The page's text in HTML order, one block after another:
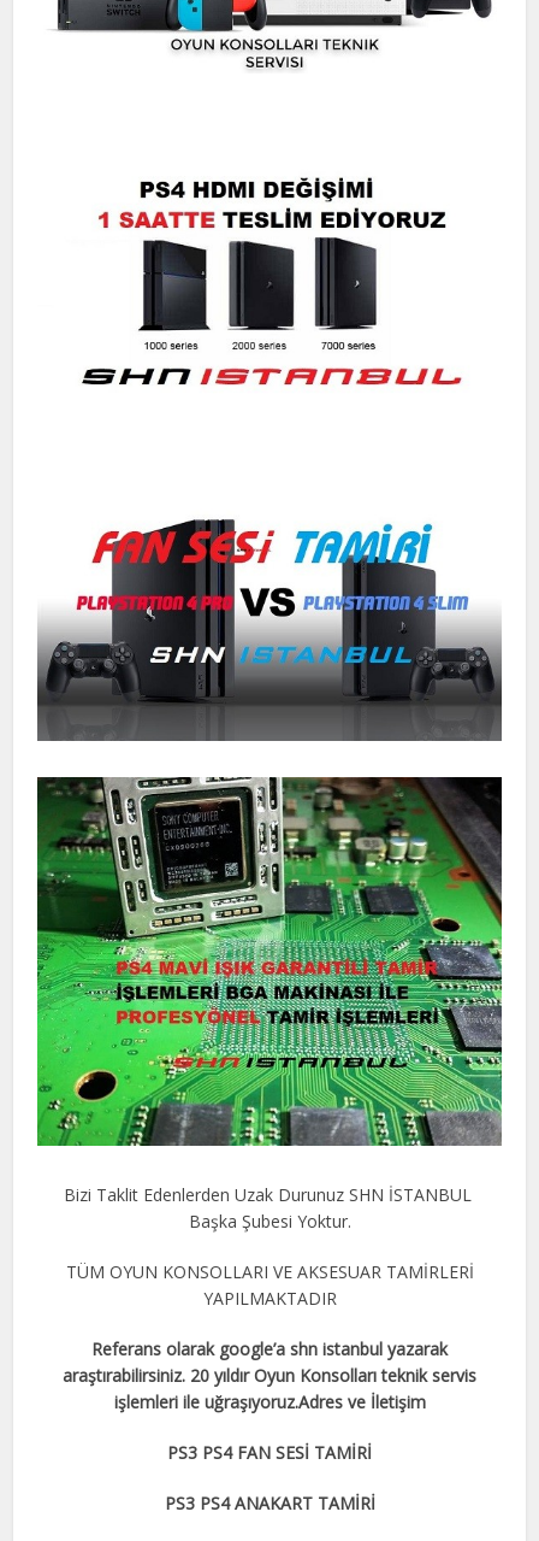
Bizi Taklit Edenlerden Uzak Durunuz SHN İSTANBUL
Başka Şubesi Yoktur.
TÜM OYUN KONSOLLARI VE AKSESUAR TAMİRLERİ
YAPILMAKTADIR
Referans olarak google’a shn istanbul yazarak
araştırabilirsiniz. 20 yıldır Oyun Konsolları teknik servis
işlemleri ile uğraşıyoruz.Adres ve İletişim
PS3 PS4 FAN SESİ TAMİRİ
PS3 PS4 ANAKART TAMİRİ